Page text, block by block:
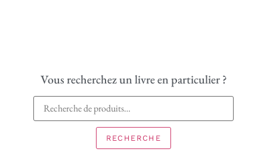
Vous recherchez un livre en particulier ?
RECHERCHE